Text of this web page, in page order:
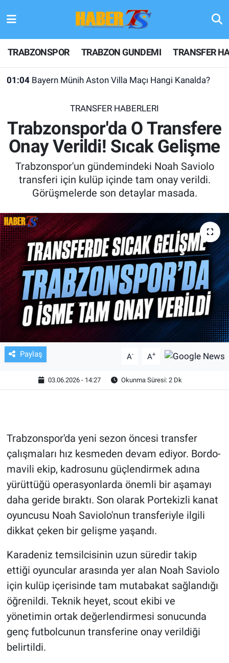
TRABZONSPOR TRABZON GUNDEMI TRANSFER
01:04 Bayern Münih Aston Villa Maçı Hangi Kanalda?
TRANSFER HABERLERI
Trabzonspor'da O Transfere
Onay Verildi! Sıcak Gelişme
Trabzonspor'un gündemindeki Noah Saviolo
transferi için kulüp içinde tam onay verildi.
Görüşmelerde son detaylar masada.
Paylaş A- A+
03.06.2026 - 14:27 Okunma Süresi: 2 Dk
Trabzonspor'da yeni sezon öncesi transfer
çalışmaları hız kesmeden devam ediyor. Bordo-
mavili ekip, kadrosunu güçlendirmek adına
yürüttüğü operasyonlarda önemli bir aşamayı
daha geride bıraktı. Son olarak Portekizli kanat
oyuncusu Noah Saviolo'nun transferiyle ilgili
dikkat çeken bir gelişme yaşandı.
Karadeniz temsilcisinin uzun süredir takip
ettiği oyuncular arasında yer alan Noah Saviolo
için kulüp içerisinde tam mutabakat sağlandığı
öğrenildi. Teknik heyet, scout ekibi ve
yönetimin ortak değerlendirmesi sonucunda
genç futbolcunun transferine onay verildiği
belirtildi.
TRABZONSPOR
TRABZON GUNDEMI
KULİS MEYDANI
1461 TRABZON
FUTBOL
ALT LIGLER
TV VE SİNEMA
BASKETBOL
SAĞLIK
GENEL
KÜLTÜR SANAT
ASAYİŞ
ÇEVRE
HABERDE İNSAN
POLİTİKA
SPOR
Bilim, Teknoloji
Hava Durumu
Trafik Durumu
Son Dakika Haberleri
Haber Arşivi